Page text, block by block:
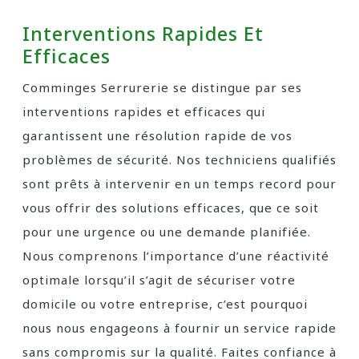
Interventions Rapides Et
Efficaces
Comminges Serrurerie se distingue par ses
interventions rapides et efficaces qui
garantissent une résolution rapide de vos
problèmes de sécurité. Nos techniciens qualifiés
sont prêts à intervenir en un temps record pour
vous offrir des solutions efficaces, que ce soit
pour une urgence ou une demande planifiée.
Nous comprenons l’importance d’une réactivité
optimale lorsqu’il s’agit de sécuriser votre
domicile ou votre entreprise, c’est pourquoi
nous nous engageons à fournir un service rapide
sans compromis sur la qualité. Faites confiance à